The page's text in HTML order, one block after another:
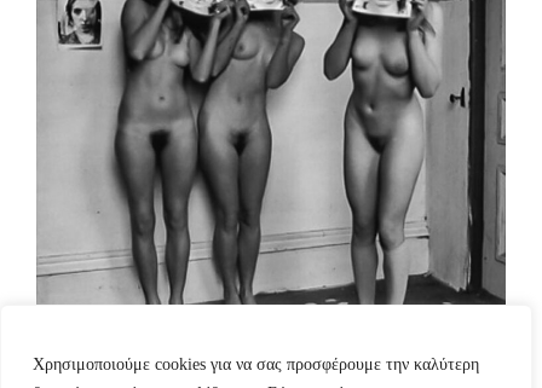
Χρησιμοποιούμε cookies για να σας προσφέρουμε την καλύτερη